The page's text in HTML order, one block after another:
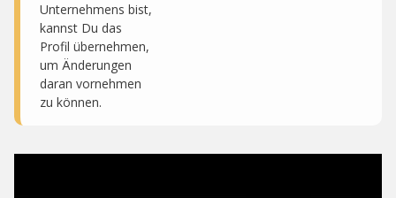
Unternehmens bist,
kannst Du das
Profil übernehmen,
um Änderungen
daran vornehmen
zu können.